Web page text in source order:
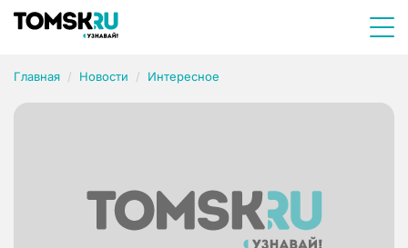
Главная Новости Интересное